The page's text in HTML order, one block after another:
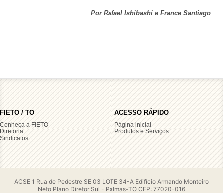
Por Rafael Ishibashi e France Santiago
FIETO / TO
Conheça a FIETO
Diretoria
Sindicatos
ACESSO RÁPIDO
Página inicial
Produtos e Serviços
ACSE 1 Rua de Pedestre SE 03 LOTE 34-A Edifício Armando Monteiro
Neto Plano Diretor Sul - Palmas-TO CEP: 77020-016